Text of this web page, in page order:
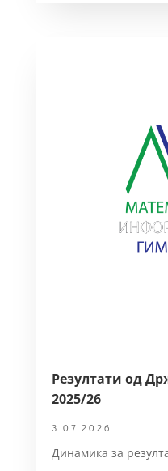
Резултати од
2025/26
3.07.2026
Динамика за